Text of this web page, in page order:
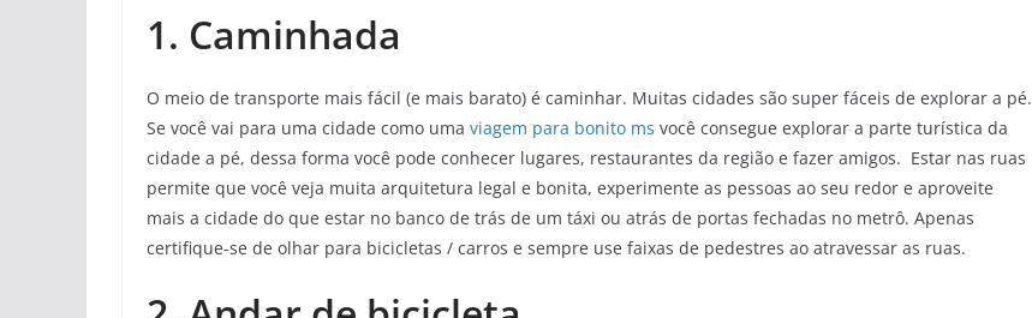
1. Caminhada
O meio de transporte mais fácil (e mais barato) é caminhar. Muitas cidades são super fáceis de explorar a pé.
Se você vai para uma cidade como uma viagem para bonito ms você consegue explorar a parte turística da
cidade a pé, dessa forma você pode conhecer lugares, restaurantes da região e fazer amigos. Estar nas ruas
permite que você veja muita arquitetura legal e bonita, experimente as pessoas ao seu redor e aproveite
mais a cidade do que estar no banco de trás de um táxi ou atrás de portas fechadas no metrô. Apenas
certifique-se de olhar para bicicletas / carros e sempre use faixas de pedestres ao atravessar as ruas.